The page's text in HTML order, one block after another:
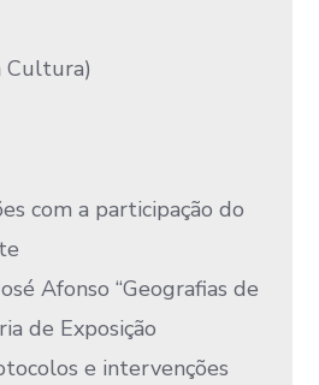
Cultura)
com a participação do
Afonso “Geografias de
de Exposição
e intervenções